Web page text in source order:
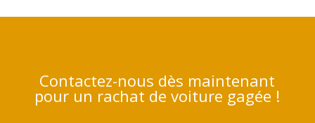
Contactez-nous dès maintenant
pour un rachat de voiture gagée !